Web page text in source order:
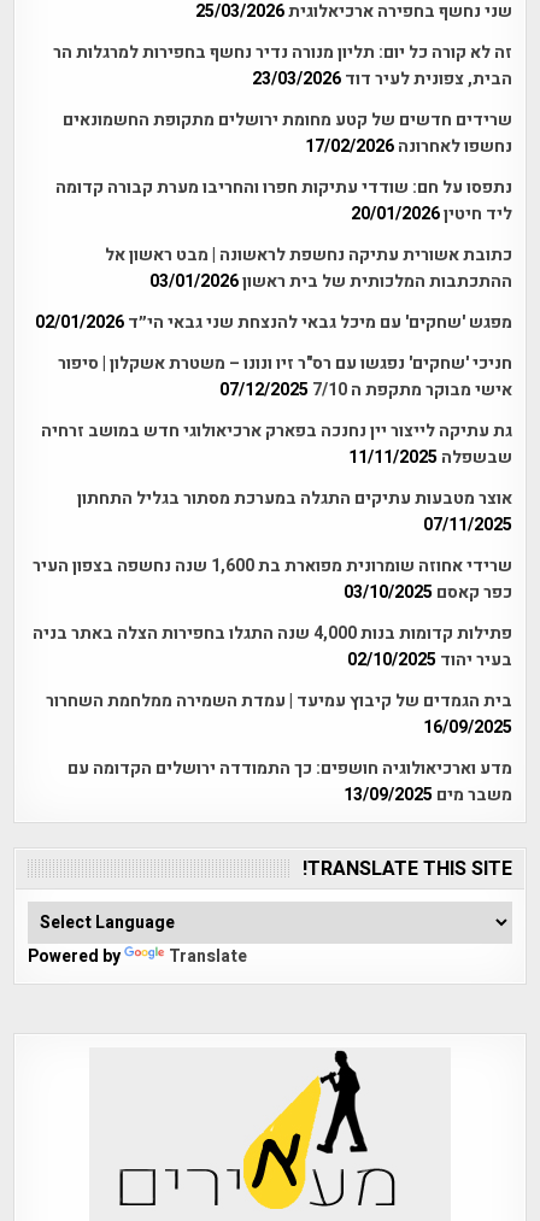
שני נחשף בחפירה ארכיאלוגית25/03/2026
זה לא קורה כל יום: תליון מנורה נדיר נחשף בחפירות למרגלות הר
הבית, צפונית לעיר דוד 23/03/2026
שרידים חדשים של קטע מחומת ירושלים מתקופת החשמונאים
נחשפו לאחרונה 17/02/2026
נתפסו על חם: שודדי עתיקות חפרו והחריבו מערת קבורה קדומה
ליד חיטין20/01/2026
כתובת אשורית עתיקה נחשפת לראשונה | מבט ראשון אל
ההתכתבות המלכותית של בית ראשון03/01/2026
מפגש 'שחקים' עם מיכל גבאי להנצחת שני גבאי הי״ד 02/01/2026
חניכי 'שחקים' נפגשו עם רס"ר זיו ונונו – משטרת אשקלון | סיפור
אישי מבוקר מתקפת ה 7/10
07/12/2025
גת עתיקה לייצור יין נחנכה בפארק ארכיאולוגי חדש במושב זרחיה
שבשפלה 11/11/2025
אוצר מטבעות עתיקים התגלה במערכת מסתור בגליל התחתון
07/11/2025
שרידי אחוזה שומרונית מפוארת בת 1,600 שנה נחשפה בצפון העיר
כפר קאסם 03/10/2025
פתילות קדומות בנות 4,000 שנה התגלו בחפירות הצלה באתר בניה
בעיר יהוד 02/10/2025
בית הגמדים של קיבוץ עמיעד | עמדת השמירה ממלחמת השחרור
16/09/2025
מדע וארכיאולוגיה חושפים: כך התמודדה ירושלים הקדומה עם
משבר מים 13/09/2025
TRANSLATE THIS SITE!
Powered by Translate